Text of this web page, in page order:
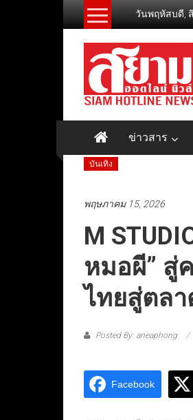
วันพฤหัสบดี,
ข่าวสาร
บันเทิง
พฤษภาคม 15, 2026
M
หมอผี” สู่
ไทยสู่ตล
Posted By: aneaphong
Facebook